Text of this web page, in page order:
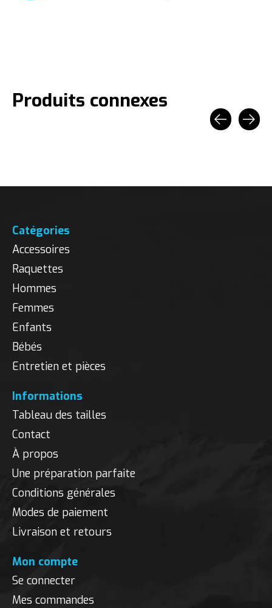
Produits connexes
Catégories
Accessoires
Raquettes
Hommes
Femmes
Enfants
Bébés
Entretien et pièces
Informations
Tableau des tailles
Contact
À propos
Une préparation parfaite
Conditions générales
Modes de paiement
Livraison et retours
Mon compte
Se connecter
Mes commandes